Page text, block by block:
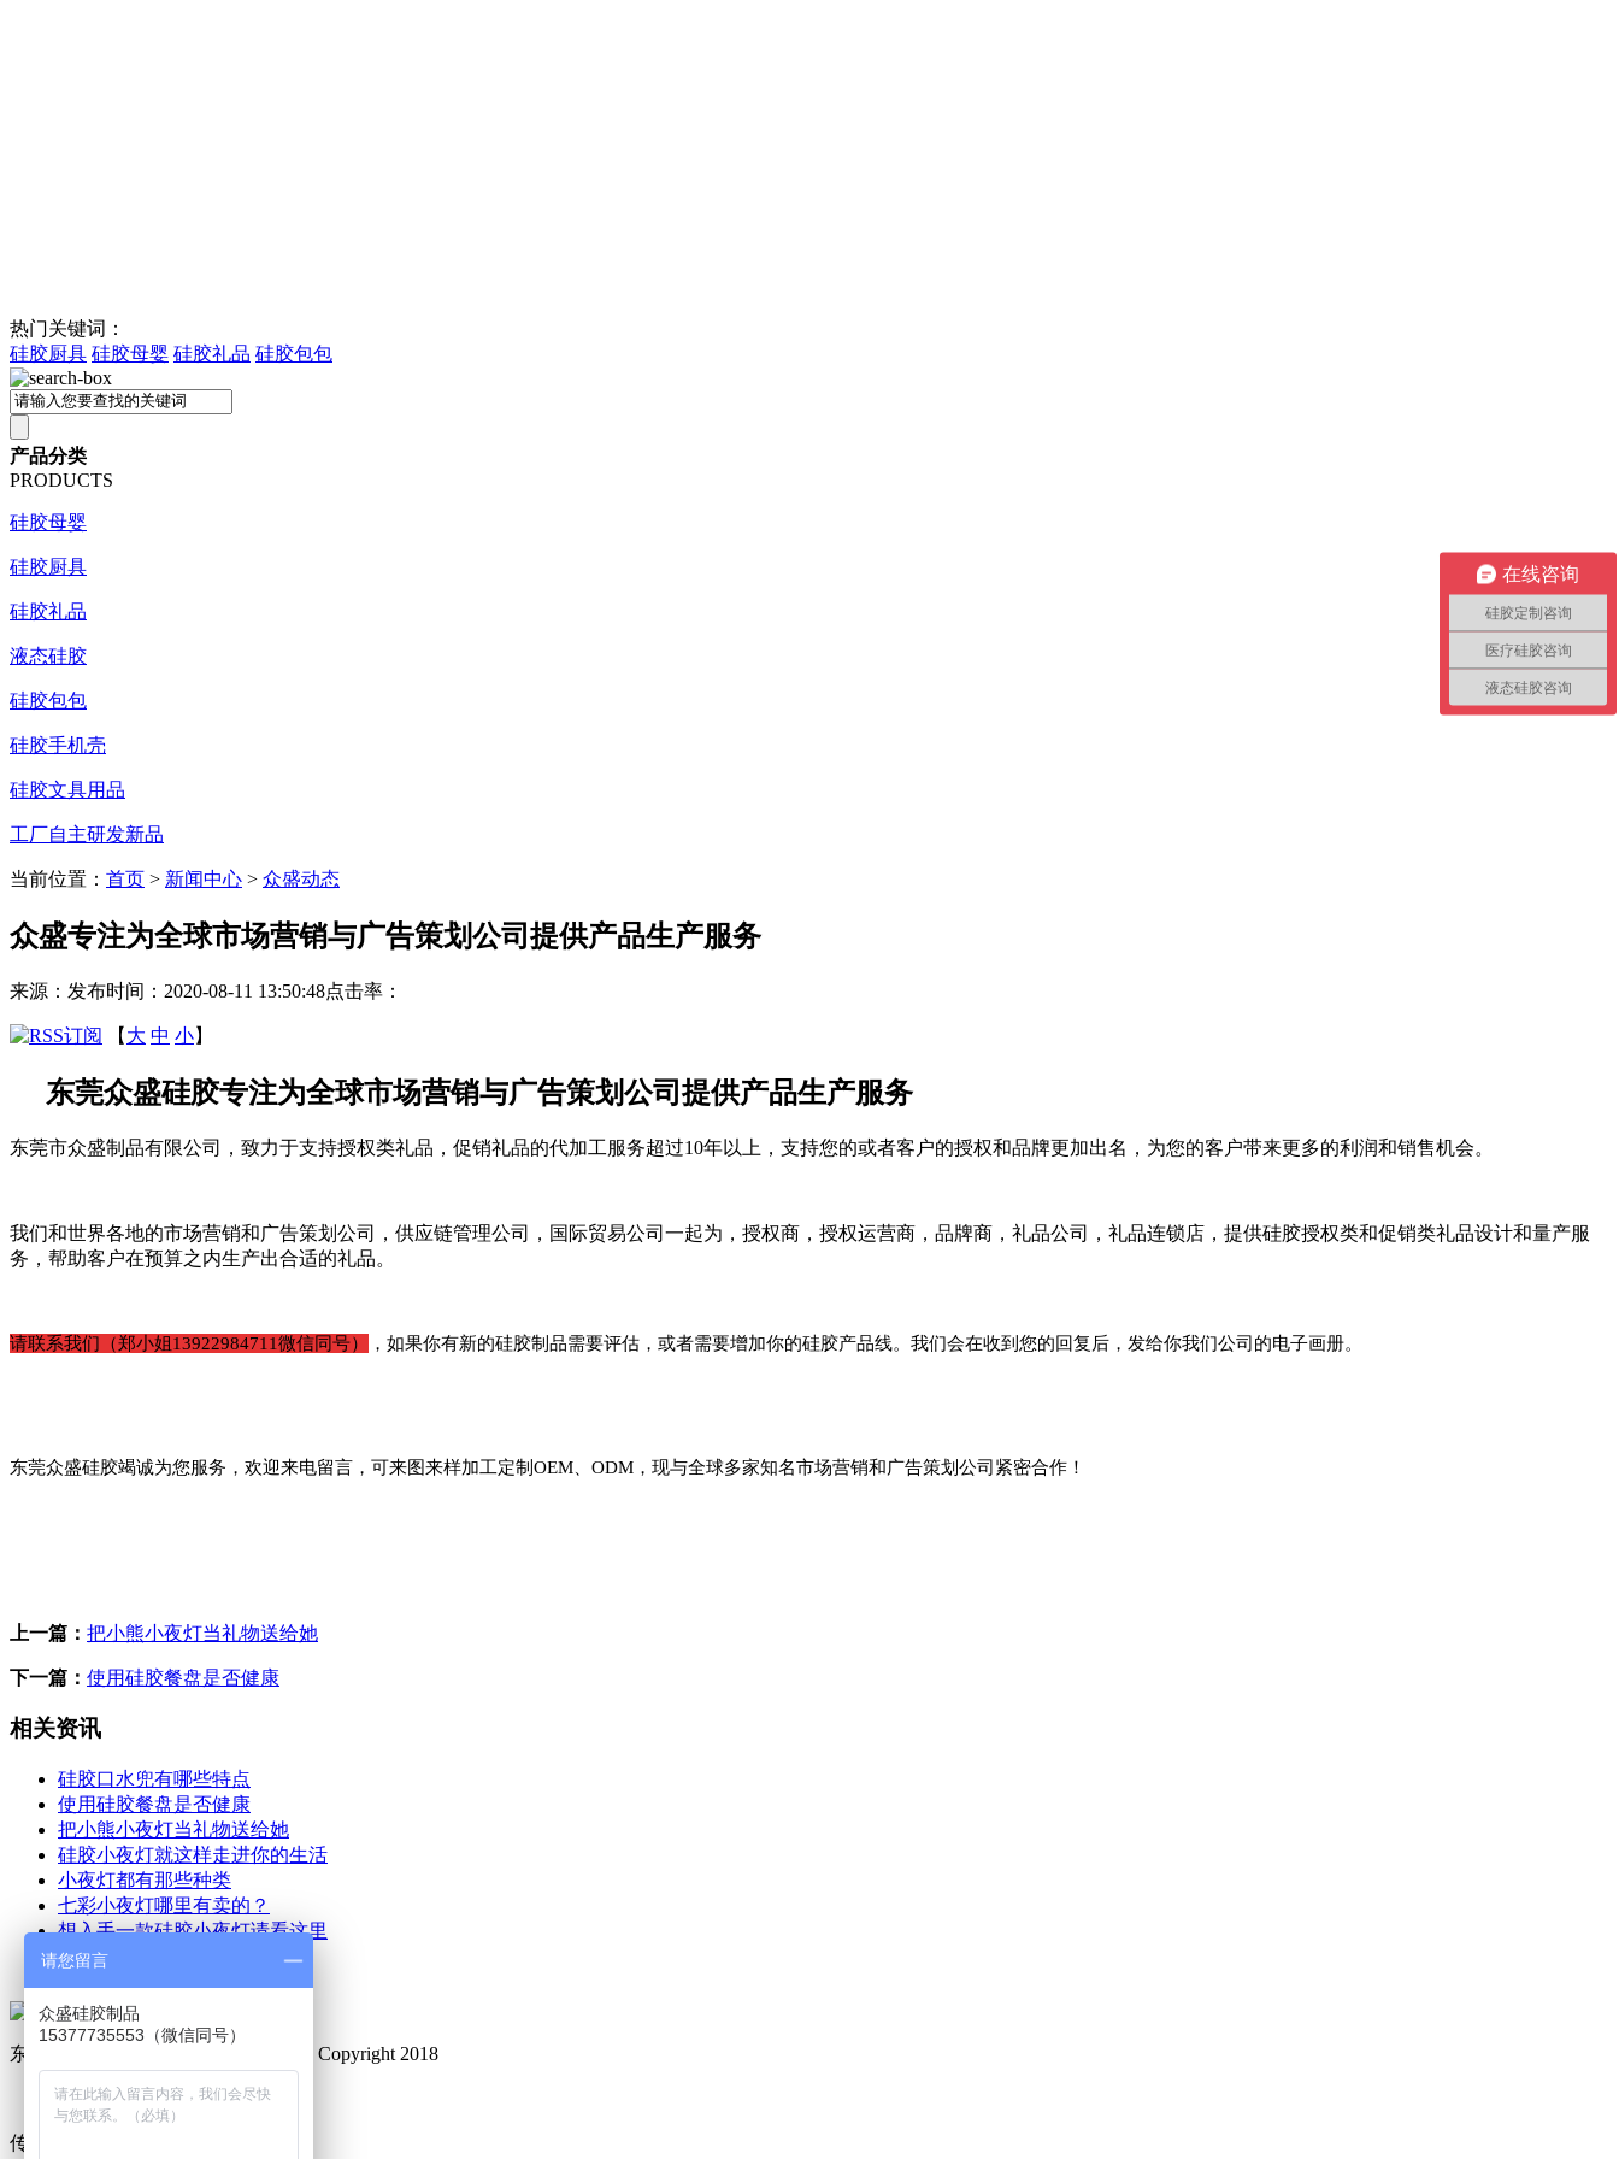
热门关键词：
硅胶厨具 硅胶母婴 硅胶礼品 硅胶包包
产品分类
PRODUCTS
硅胶母婴
硅胶厨具
硅胶礼品
液态硅胶
硅胶包包
硅胶手机壳
硅胶文具用品
工厂自主研发新品
当前位置： 首页 > 新闻中心 > 众盛动态
众盛专注为全球市场营销与广告策划公司提供产品生产服务
来源： 发布时间：2020-08-11 13:50:48点击率：
【 大 中 小】
东莞众盛硅胶专注为全球市场营销与广告策划公司提供产品生产服务
东莞市众盛制品有限公司，致力于支持授权类礼品，促销礼品的代加工服务超过10年以上，支持您的或者客户的授权和品牌更加出名，为您的客户带来更多的利润和销售机会。
我们和世界各地的市场营销和广告策划公司，供应链管理公司，国际贸易公司一起为，授权商，授权运营商，品牌商，礼品公司，礼品连锁店，提供硅胶授权类和促销类礼品设计和量产服
务，帮助客户在预算之内生产出合适的礼品。
请联系我们（郑小姐13922984711微信同号） ，如果你有新的硅胶制品需要评估，或者需要增加你的硅胶产品线。我们会在收到您的回复后，发给你我们公司的电子画册。
东莞众盛硅胶竭诚为您服务，欢迎来电留言，可来图来样加工定制OEM、ODM，现与全球多家知名市场营销和广告策划公司紧密合作！
上一篇： 把小熊小夜灯当礼物送给她
下一篇： 使用硅胶餐盘是否健康
相关资讯
硅胶口水兜有哪些特点
使用硅胶餐盘是否健康
把小熊小夜灯当礼物送给她
硅胶小夜灯就这样走进你的生活
小夜灯都有那些种类
七彩小夜灯哪里有卖的？
想入手一款硅胶小夜灯请看这里
耐用小熊夜灯好用吗？
东莞市众盛硅橡胶制品有限公司 © Copyright 2018
备案号：粤ICP备19011269号
传真：0769-8101 3116
在线咨询
硅胶定制咨询
医疗硅胶咨询
液态硅胶咨询
请您留言
众盛硅胶制品
15377735553（微信同号）